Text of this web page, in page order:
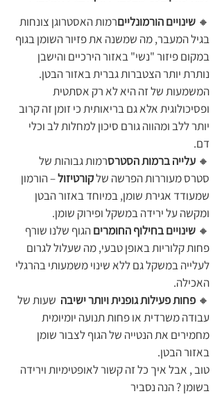
🔸 שינויים הורמונלייםרמות האסטרוגן צונחות
בגיל המעבר, מה שמשנה את פזיור השומן בגוף
במקום פיזור "נשי" באזור הירכיים והישבן
נותרת יותר הצטברות גברית באזור הבטן.
המשמעות של זה היא לא רק אסתטית
ופסיכולוגית אלא גם בריאותית כי זומן זה קרוב
יותר ללב ומהווה גורם סיכון למחלות לב וכלי
דם.
🔸 עלייה ברמות הסטרסרמות גבוהות של
סטרס מעוררות הפרשה של קורטיזול – הורמון
שמעודד אגירת שומן, במיוחד באזור הבטן
ומקשה על ירידה במשקל ופירוק שומן.
🔸 שינויים בחילוף החומרים הגוף שלנו שורף
פחות קלוריות באופן טבעי, מה שעלול לגרום
לעלייה במשקל גם ללא שינוי משמעותי בהרגלי
האכילה.
🔸 פחות פעילות גופנית ויותר ישיבה שעות של
עבודה משרדית או פחות תנועה יומיומית
מחמירים את הנטייה של הגוף לצבור שומן
באזור הבטן.
טוב , אבל איך כל זה קשור לאופטימיות וירידה
בשומן ? הנה נסביר